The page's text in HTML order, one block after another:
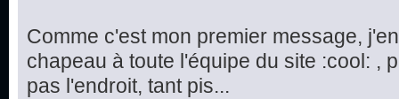
Comme c'est mon premier message,
chapeau à toute l'équipe du site :cool: ,
pas l'endroit, tant pis...